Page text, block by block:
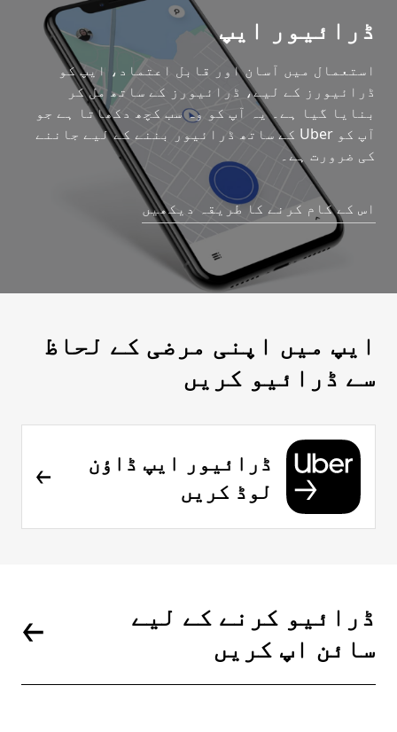
ڈرائیور ایپ
استعمال میں آسان اور قابل اعتماد، ایپ کو
ڈرائیورز کے لیے، ڈرائیورز کے ساتھ مل کر
بنایا گیا ہے۔ یہ آپ کو وہ سب کچھ دکھاتا ہے جو
آپ کو Uber کے ساتھ ڈرائیور بننے کے لیے جاننے
کی ضرورت ہے۔
اس کے کام کرنے کا طریقہ دیکھیں
ایپ میں اپنی مرضی کے لحاظ
سے ڈرائیو کریں
ڈرائیور ایپ ڈاؤن
لوڈ کریں
ڈرائیو کرنے کے لیے
سائن اپ کریں